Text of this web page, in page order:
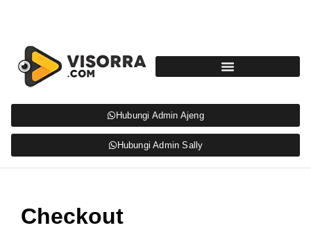
Hubungi Admin Ajeng
Hubungi Admin Sally
Checkout